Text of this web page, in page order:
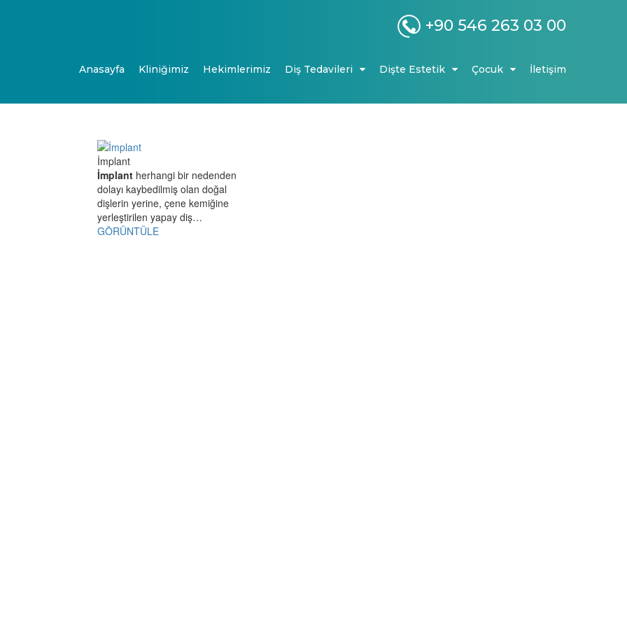
+90 546 263 03 00
Anasayfa Kliniğimiz Hekimlerimiz Diş Tedavileri Dişte Estetik Çocuk İletişim
İmplant
İmplant herhangi bir nedenden
dolayı kaybedilmiş olan doğal
dişlerin yerine, çene kemiğine
yerleştirilen yapay diş…
GÖRÜNTÜLE